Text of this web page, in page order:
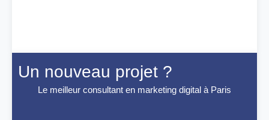
Un nouveau projet ?
Le meilleur consultant en marketing digital à Paris